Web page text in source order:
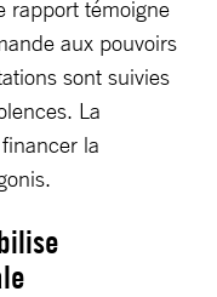
rapport témoigne
aux pouvoirs
sont suivies
La
la